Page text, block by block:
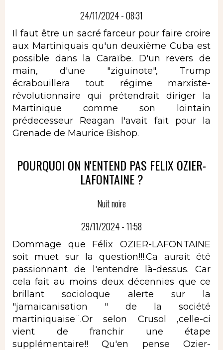
24/11/2024 - 08:31
Il faut être un sacré farceur pour faire croire
aux Martiniquais qu'un deuxième Cuba est
possible dans la Caraïbe. D'un revers de
main, d'une "ziguinote", Trump
écrabouillera tout régime marxiste-
révolutionnaire qui prétendrait diriger la
Martinique comme son lointain
prédecesseur Reagan l'avait fait pour la
Grenade de Maurice Bishop.
POURQUOI ON N'ENTEND PAS FELIX OZIER-
LAFONTAINE ?
Nuit noire
29/11/2024 - 11:58
Dommage que Félix OZIER-LAFONTAINE
soit muet sur la question!!!.Ca aurait été
passionnant de l'entendre là-dessus. Car
cela fait au moins deux décennies que ce
brillant socioloque alerte sur la
"jamaicanisation " de la société
martiniquaise¨.Or selon Crusol ,celle-ci
vient de franchir une étape
supplémentaire!! Qu'en pense Ozier-